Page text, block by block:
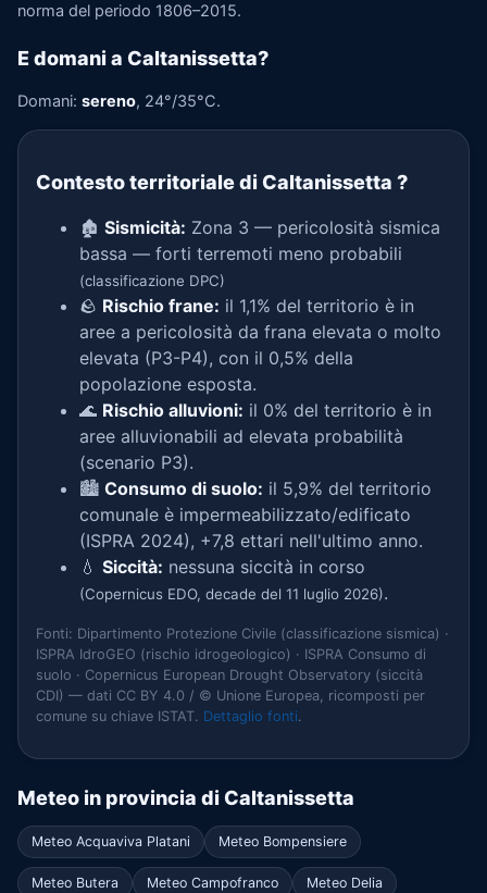
norma del periodo 1806–2015.
E domani a Caltanissetta?
Domani: sereno, 24°/35°C.
Contesto territoriale di Caltanissetta ?
🏚️ Sismicità: Zona 3 — pericolosità sismica
bassa — forti terremoti meno probabili
(classificazione DPC)
🪨 Rischio frane: il 1,1% del territorio è in
aree a pericolosità da frana elevata o molto
elevata (P3-P4), con il 0,5% della
popolazione esposta.
🌊 Rischio alluvioni: il 0% del territorio è in
aree alluvionabili ad elevata probabilità
(scenario P3).
🏙️ Consumo di suolo: il 5,9% del territorio
comunale è impermeabilizzato/edificato
(ISPRA 2024), +7,8 ettari nell'ultimo anno.
💧 Siccità: nessuna siccità in corso
(Copernicus EDO, decade del 11 luglio 2026).
Fonti: Dipartimento Protezione Civile (classificazione sismica) ·
ISPRA IdroGEO (rischio idrogeologico) · ISPRA Consumo di
suolo · Copernicus European Drought Observatory (siccità
CDI) — dati CC BY 4.0 / © Unione Europea, ricomposti per
comune su chiave ISTAT. Dettaglio fonti.
Meteo in provincia di Caltanissetta
Meteo Acquaviva Platani Meteo Bompensiere
Meteo Butera Meteo Campofranco Meteo Delia